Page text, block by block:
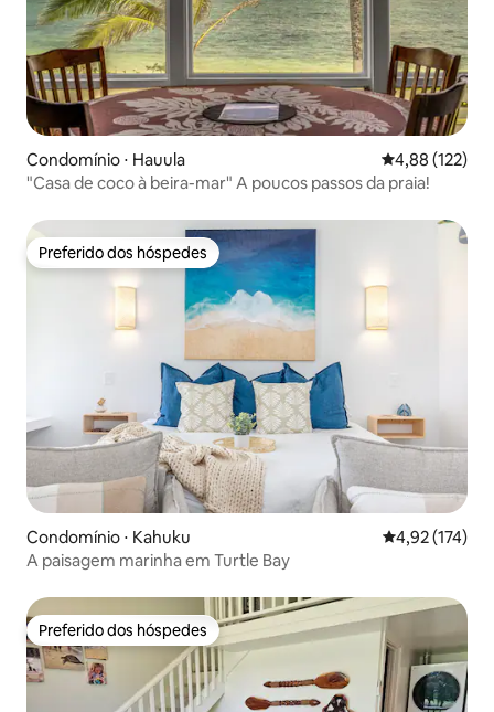
Condomínio ⋅ Hauula 4,88 de uma
4,88 (122)
"Casa de coco à beira-mar" A poucos passos da praia!
Preferido dos hóspedes
Preferido dos hóspedes
Condomínio ⋅ Kahuku 4,92 de uma
4,92 (174)
A paisagem marinha em Turtle Bay
Preferido dos hóspedes
Preferido dos hóspedes